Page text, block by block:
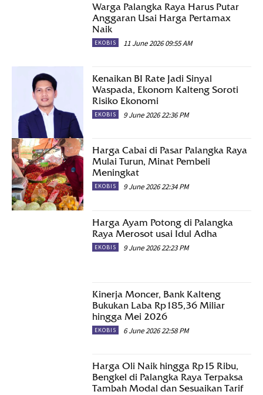
Warga Palangka Raya Harus Putar
Anggaran Usai Harga Pertamax
Naik
EKOBIS 11 June 2026 09:55 AM
Kenaikan BI Rate Jadi Sinyal
Waspada, Ekonom Kalteng Soroti
Risiko Ekonomi
EKOBIS 9 June 2026 22:36 PM
Harga Cabai di Pasar Palangka Raya
Mulai Turun, Minat Pembeli
Meningkat
EKOBIS 9 June 2026 22:34 PM
Harga Ayam Potong di Palangka
Raya Merosot usai Idul Adha
EKOBIS 9 June 2026 22:23 PM
Kinerja Moncer, Bank Kalteng
Bukukan Laba Rp185,36 Miliar
hingga Mei 2026
EKOBIS 6 June 2026 22:58 PM
Harga Oli Naik hingga Rp15 Ribu,
Bengkel di Palangka Raya Terpaksa
Tambah Modal dan Sesuaikan Tarif